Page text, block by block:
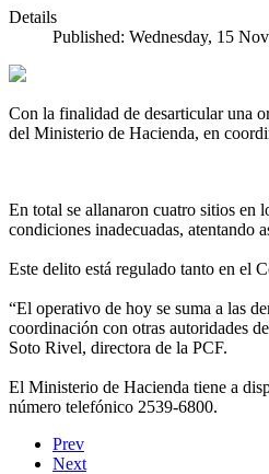
Details
Published: Wednesday, 15
Con la finalidad de desarticular una
del Ministerio de Hacienda, en
En total se allanaron cuatro sitios en
condiciones inadecuadas, atentando
Este delito está regulado tanto en el
“El operativo de hoy se suma a las
coordinación con otras autoridades
Soto Rivel, directora de la PCF.
El Ministerio de Hacienda tiene a
número telefónico 2539-6800.
Prev
Next